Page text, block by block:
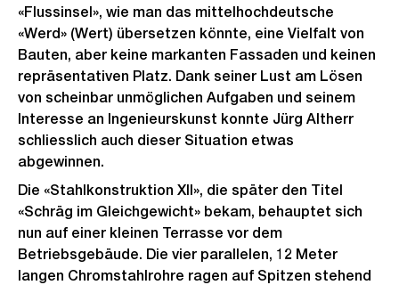
«Flussinsel», wie man das mittelhochdeutsche
«Werd» (Wert) übersetzen könnte, eine Vielfalt von
Bauten, aber keine markanten Fassaden und keinen
repräsentativen Platz. Dank seiner Lust am Lösen
von scheinbar unmöglichen Aufgaben und seinem
Interesse an Ingenieurskunst konnte Jürg Altherr
schliesslich auch dieser Situation etwas
abgewinnen.
Die «Stahlkonstruktion XII», die später den Titel
«Schräg im Gleichgewicht» bekam, behauptet sich
nun auf einer kleinen Terrasse vor dem
Betriebsgebäude. Die vier parallelen, 12 Meter
langen Chromstahlrohre ragen auf Spitzen stehend